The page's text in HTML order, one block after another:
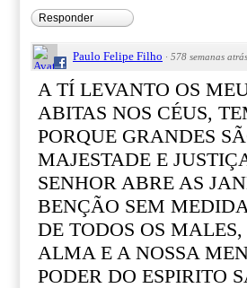
Responder
Paulo Felipe Filho · 578 semanas atrás
A TÍ LEVANTO OS
ABITAS NOS CÉUS,
PORQUE GRANDES
MAJESTADE E
SENHOR ABRE AS
BENÇÃO SEM
DE TODOS OS
ALMA E A NOSSA
PODER DO ESPIRITO